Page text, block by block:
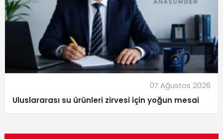
07 Ağustos 2026
Uluslararası su ürünleri zirvesi için yoğun mesai